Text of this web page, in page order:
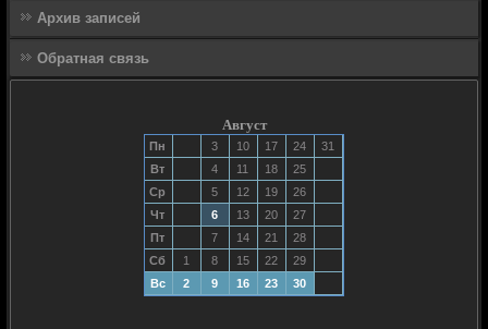
Архив записей
Обратная связь
Август
Пн 3 10 17 24
31
Вт
4 11 18
25
Ср
5 12 19
26
Чт
6 13 20
27
Пт
7 14 21
28
Сб
1 8 15 22
29
Вс
2 9 16 23 30